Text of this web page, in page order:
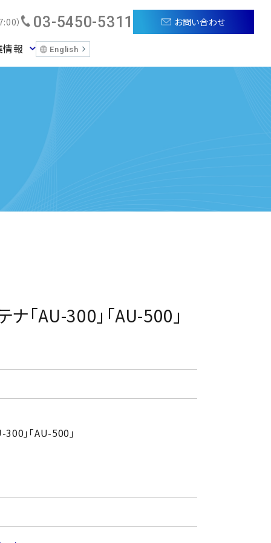
） 03-5450-5311 お問い合わせ
報 English
「AU-300」「AU-500」
」「AU-500」